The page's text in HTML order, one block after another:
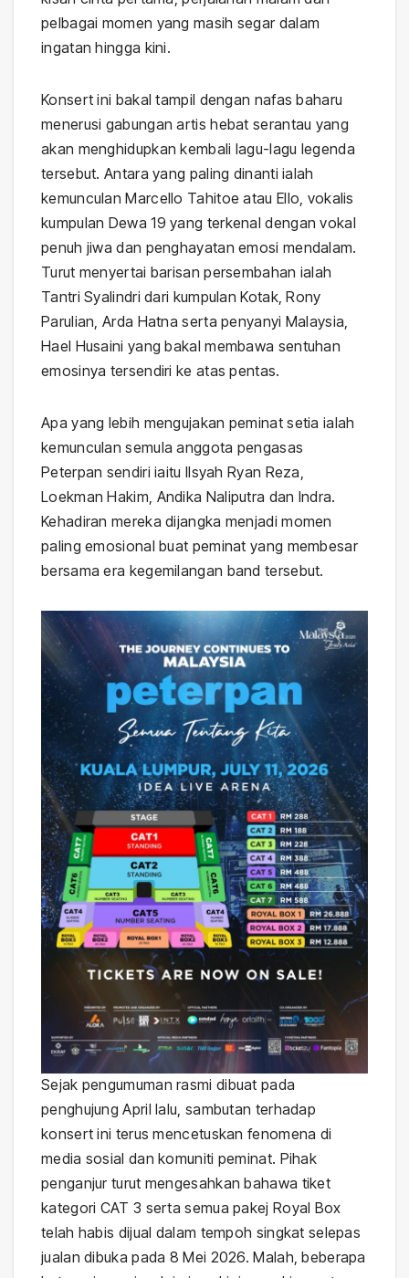
pelbagai momen yang masih segar dalam
ingatan hingga kini.
Konsert ini bakal tampil dengan nafas baharu
menerusi gabungan artis hebat serantau yang
akan menghidupkan kembali lagu-lagu legenda
tersebut. Antara yang paling dinanti ialah
kemunculan Marcello Tahitoe atau Ello, vokalis
kumpulan Dewa 19 yang terkenal dengan vokal
penuh jiwa dan penghayatan emosi mendalam.
Turut menyertai barisan persembahan ialah
Tantri Syalindri dari kumpulan Kotak, Rony
Parulian, Arda Hatna serta penyanyi Malaysia,
Hael Husaini yang bakal membawa sentuhan
emosinya tersendiri ke atas pentas.
Apa yang lebih mengujakan peminat setia ialah
kemunculan semula anggota pengasas
Peterpan sendiri iaitu Ilsyah Ryan Reza,
Loekman Hakim, Andika Naliputra dan Indra.
Kehadiran mereka dijangka menjadi momen
paling emosional buat peminat yang membesar
bersama era kegemilangan band tersebut.
Sejak pengumuman rasmi dibuat pada
penghujung April lalu, sambutan terhadap
konsert ini terus mencetuskan fenomena di
media sosial dan komuniti peminat. Pihak
penganjur turut mengesahkan bahawa tiket
kategori CAT 3 serta semua pakej Royal Box
telah habis dijual dalam tempoh singkat selepas
jualan dibuka pada 8 Mei 2026. Malah, beberapa